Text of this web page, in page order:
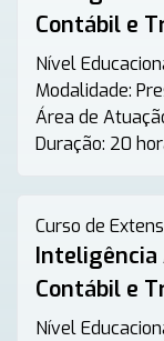
Contábil e
Nível
Modalidade:
Área de
Duração: 20
Curso de
Inteligência
Contábil e
Nível